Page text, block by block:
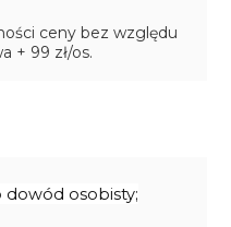
ceny bez względu
+ 99 zł/os.
dowód osobisty;